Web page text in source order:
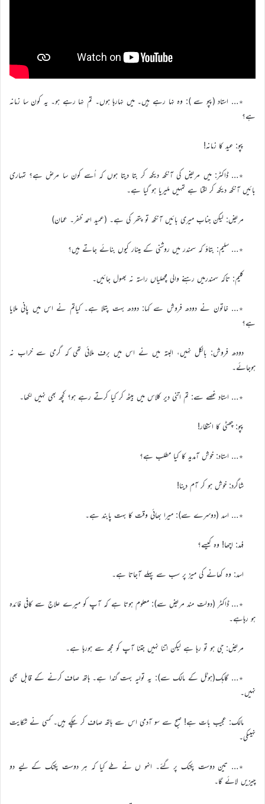
٭… استاد (پپو سے ): وہ نہا رہے ہیں۔ میں نہارہا ہوں۔ تم نہا رہے ہو۔ یہ کون سا زمانہ
ہے؟
پپو: عید کا زمانہ!
٭… ڈاکٹر: میں مریض کی آنکھ دیکھ کر بتا دیتا ہوں کہ اُسے کون سا مرض ہے؟ تمہاری
بائیں آنکھ دیکھ کر لگتا ہے تمہیں ملیریا ہو گیا ہے۔
مریض: لیکن جناب میری بائیں آنکھ تو پتھر کی ہے۔ (عمید احمد ظفر۔ عمان)
٭… سلیم: بتاؤ کہ سمندر میں روشنی کے مینار کیوں بنائے جاتے ہیں؟
کلیم: تاکہ سمندرمیں رہنے والی مچھلیاں راستہ نہ بھول جائیں۔
٭… خاتون نے دودھ فروش سے کہا: دودھ بہت پتلا ہے۔ کیاتم نے اس میں پانی ملایا
ہے؟
دودھ فروش: بالکل نہیں، البتہ میں نے اس میں برف ملائی تھی کہ گرمی سے خراب نہ
ہوجائے۔
٭… استاد غصے سے: تم اتنی دیر کلاس میں بیٹھ کر کیا کرتے رہے ہو؟ کچھ بھی نہیں لکھا۔
پپو: چھٹی کا انتظار!
٭… استاد: خوش آمدید کا کیا مطلب ہے؟
شاگرد: خوش ہو کر آم دینا!
٭… اسد (دوسرے سے): میرا بھائی وقت کا بہت پابند ہے۔
فہد: اچھا! وہ کیسے؟
اسد: وہ کھانے کی میز پر سب سے پہلے آجاتا ہے۔
٭… ڈاکٹر (دولت مند مریض سے): معلوم ہوتا ہے کہ آپ کو میرے علاج سے کافی فائدہ
ہو رہاہے۔
مریض: جی ہو تو رہا ہے لیکن اتنا نہیں جتنا آپ کو مجھ سے ہورہا ہے۔
٭… گاہک(ہوٹل کے مالک سے): یہ تولیہ بہت گندا ہے۔ ہاتھ صاف کرنے کے قابل بھی
نہیں۔
مالک: عجیب بات ہے! صبح سے سو آدمی اس سے ہاتھ صاف کر چکے ہیں۔ کسی نے شکایت
نہیںکی۔
٭… تین دوست پکنک پر گئے۔ انہو ں نے طے کیا کہ ہر دوست پکنک کے لیے دو
چیزیں لائے گا۔